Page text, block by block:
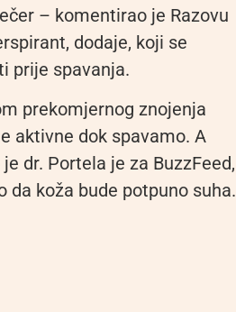
– komentirao je Razovu
dodaje, koji se
prije spavanja.
prekomjernog znojenja
aktivne dok spavamo. A
dr. Portela je za BuzzFeed,
koža bude potpuno suha.